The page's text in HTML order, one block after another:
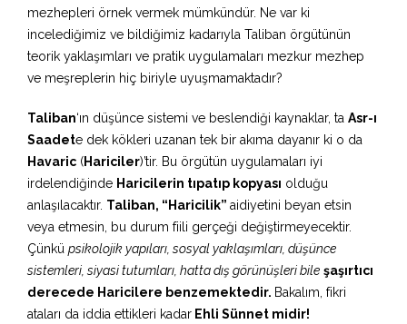
mezhepleri örnek vermek mümkündür. Ne var ki
incelediğimiz ve bildiğimiz kadarıyla Taliban örgütünün
teorik yaklaşımları ve pratik uygulamaları mezkur mezhep
ve meşreplerin hiç biriyle uyuşmamaktadır?
Taliban‘ın düşünce sistemi ve beslendiği kaynaklar, ta Asr-ı
Saadete dek kökleri uzanan tek bir akıma dayanır ki o da
Havaric (Hariciler)’tir. Bu örgütün uygulamaları iyi
irdelendiğinde Haricilerin tıpatıp kopyası olduğu
anlaşılacaktır. Taliban, “Haricilik” aidiyetini beyan etsin
veya etmesin, bu durum fiili gerçeği değiştirmeyecektir.
Çünkü psikolojik yapıları, sosyal yaklaşımları, düşünce
sistemleri, siyasi tutumları, hatta dış görünüşleri bile şaşırtıcı
derecede Haricilere benzemektedir. Bakalım, fikri
ataları da iddia ettikleri kadar Ehli Sünnet midir!